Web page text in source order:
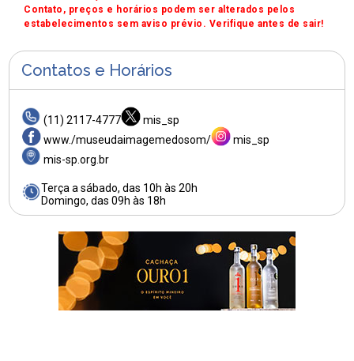
Contato, preços e horários podem ser alterados pelos
estabelecimentos sem aviso prévio. Verifique antes de sair!
Contatos e Horários
(11) 2117-4777
mis_sp
www./museudaimagemedosom/
mis_sp
mis-sp.org.br
Terça a sábado, das 10h às 20h
Domingo, das 09h às 18h